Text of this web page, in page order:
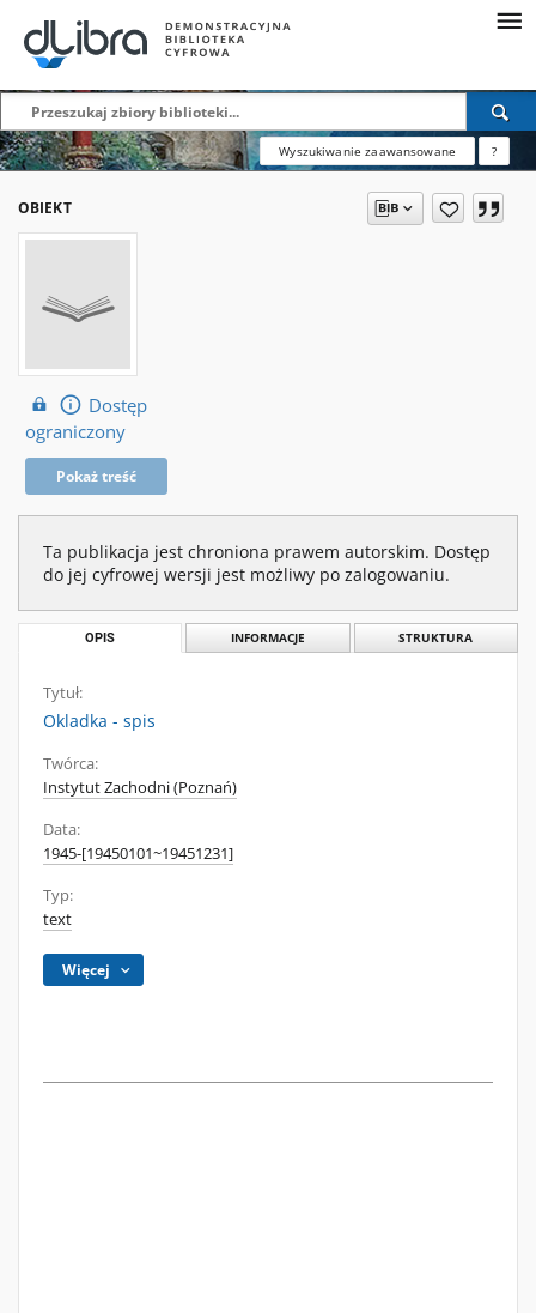
Wyszukiwanie zaawansowane ?
OBIEKT
Dostęp
ograniczony
Pokaż treść
Ta publikacja jest chroniona prawem autorskim. Dostęp
do jej cyfrowej wersji jest możliwy po zalogowaniu.
OPIS INFORMACJE STRUKTURA
Tytuł:
Okladka - spis
Twórca:
Instytut Zachodni (Poznań)
Data:
1945-[19450101~19451231]
Typ:
text
Więcej